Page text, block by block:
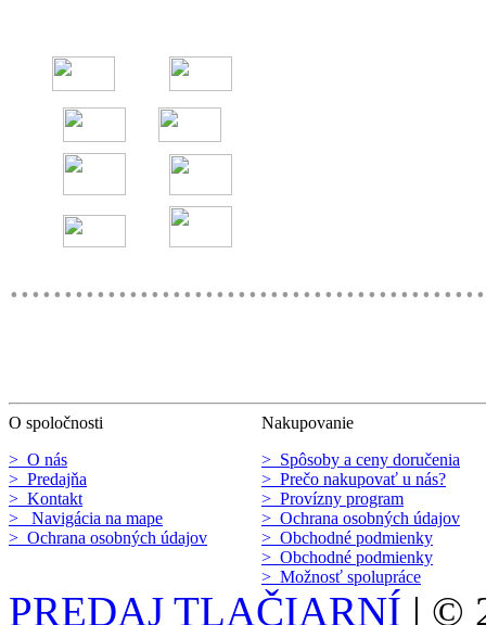
O spoločnosti
> O nás
> Predajňa
> Kontakt
> Navigácia na mape
> Ochrana osobných údajov
Nakupovanie
> Spôsoby a ceny doručenia
> Prečo nakupovať u nás?
> Provízny program
> Ochrana osobných údajov
> Obchodné podmienky
> Obchodné podmienky
> Možnosť spolupráce
PREDAJ TLAČIARNÍ | ©